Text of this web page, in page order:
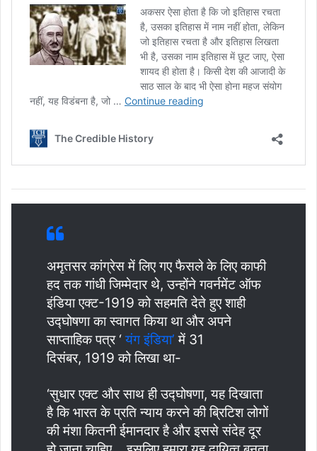
अमृतसर कांग्रेस में लिए गए फैसले के लिए काफी
हद तक गांधी जिम्मेदार थे, उन्होंने गवर्नमेंट ऑफ
इंडिया एक्ट-1919 को सहमति देते हुए शाही
उद्घोषणा का स्वागत किया था और अपने
साप्ताहिक पत्र ‘यंग इंडिया’ में 31
दिसंबर, 1919 को लिखा था-
‘सुधार एक्ट और साथ ही उद्घोषणा, यह दिखाता
है कि भारत के प्रति न्याय करने की ब्रिटिश लोगों
की मंशा कितनी ईमानदार है और इससे संदेह दूर